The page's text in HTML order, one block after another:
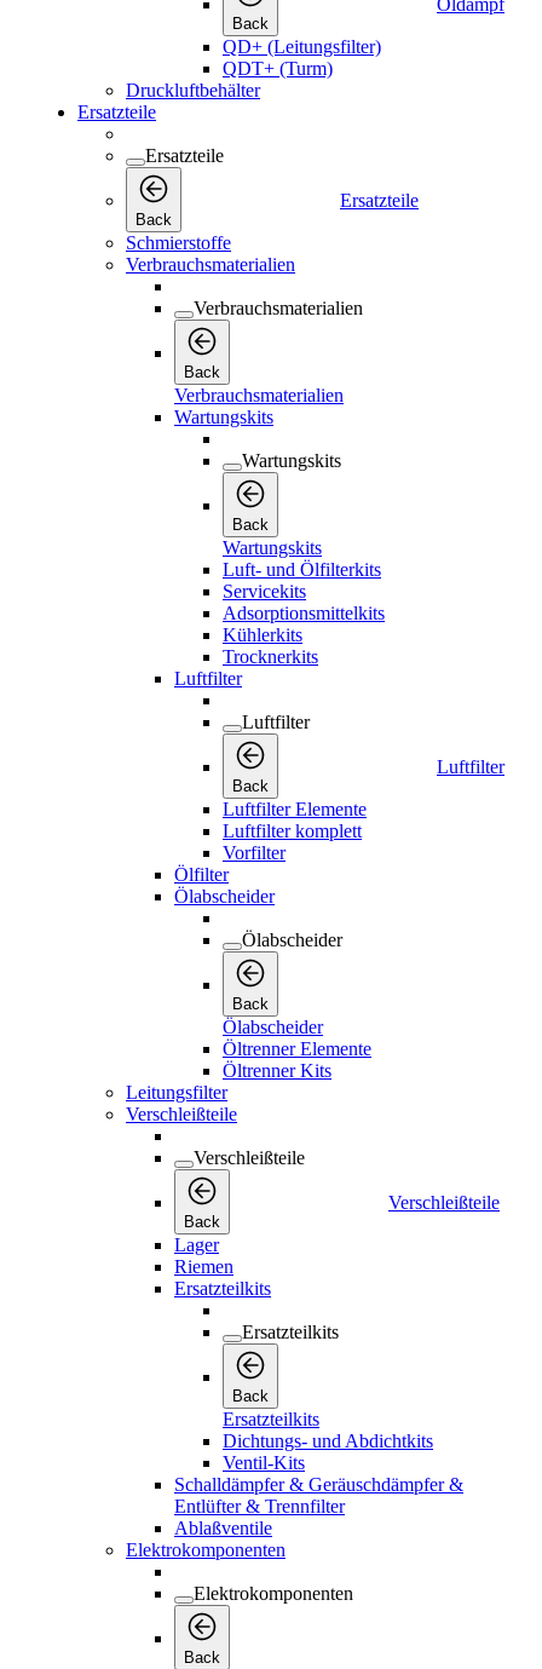
Back
Öldampf
QD+ (Leitungsfilter)
QDT+ (Turm)
Druckluftbehälter
Ersatzteile
Ersatzteile
Back
Ersatzteile
Schmierstoffe
Verbrauchsmaterialien
Verbrauchsmaterialien
Back
Verbrauchsmaterialien
Wartungskits
Wartungskits
Back
Wartungskits
Luft- und Ölfilterkits
Servicekits
Adsorptionsmittelkits
Kühlerkits
Trocknerkits
Luftfilter
Luftfilter
Back
Luftfilter
Luftfilter Elemente
Luftfilter komplett
Vorfilter
Ölfilter
Ölabscheider
Ölabscheider
Back
Ölabscheider
Öltrenner Elemente
Öltrenner Kits
Leitungsfilter
Verschleißteile
Verschleißteile
Back
Verschleißteile
Lager
Riemen
Ersatzteilkits
Ersatzteilkits
Back
Ersatzteilkits
Dichtungs- und Abdichtkits
Ventil-Kits
Schalldämpfer & Geräuschdämpfer &
Entlüfter & Trennfilter
Ablaßventile
Elektrokomponenten
Elektrokomponenten
Back